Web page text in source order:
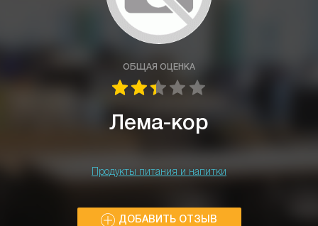
ОБЩАЯ ОЦЕНКА
Лема-кор
Продукты питания и напитки
ДОБАВИТЬ ОТЗЫВ